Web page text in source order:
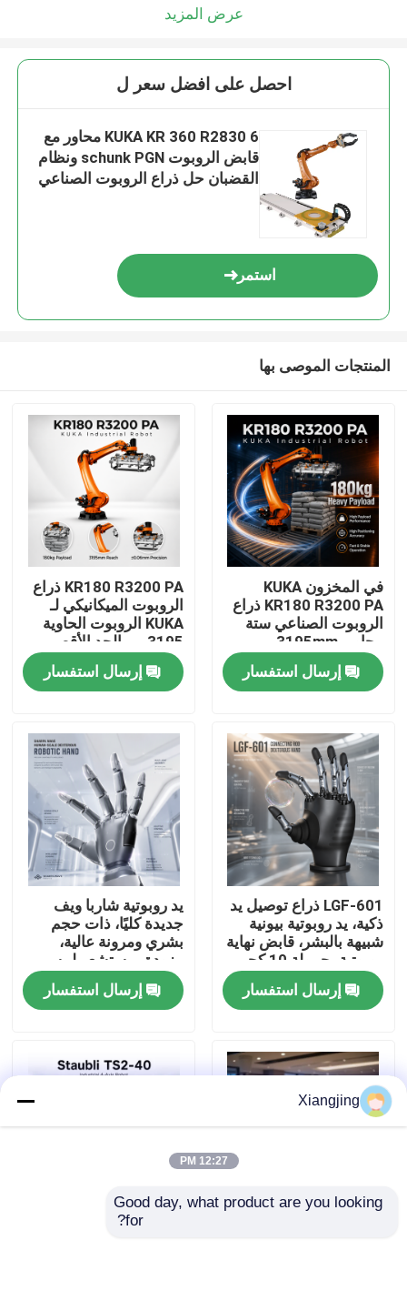
المنزل
المنتجات
فيديوهات
معلومات عنا
جولة في المعمل
رقابة جودة
اتصل بنا
عرض المزيد
احصل على افضل سعر ل
KUKA KR 360 R2830 6 محاور مع
قابض الروبوت schunk PGN ونظام
القضبان حل ذراع الروبوت الصناعي
استمر
المنتجات الموصى بها
في المخزون KUKA
KR180 R3200 PA ذراع
الروبوت الصناعي ستة
محاور، 3195mm
الوصول
إرسال استفسار
KR180 R3200 PA ذراع
الروبوت الميكانيكي لـ
KUKA الروبوت الحاوية
3195 مم الحد الأقصى
للوصول
إرسال استفسار
LGF-601 ذراع توصيل يد
ذكية، يد روبوتية بيونية
شبيهة بالبشر، قابض نهاية
روبوتية بحمولة 10 كجم
وناقل CAN
إرسال استفسار
يد روبوتية شاربا ويف
جديدة كليًا، ذات حجم
بشري ومرونة عالية،
مزودة بمستشعر لمسي
عالي الدقة للتكامل مع
الروبوتاتإرسال استفسار
Xiangjing
12:27 PM
Good day, what product are you looking
for?